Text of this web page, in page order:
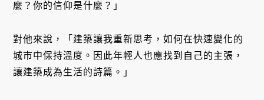
麼？你的信仰是什麼？」
對他來說，「建築讓我重新思考，如何在快速變化的
城市中保持溫度。因此年輕人也應找到自己的主張，
讓建築成為生活的詩篇。」